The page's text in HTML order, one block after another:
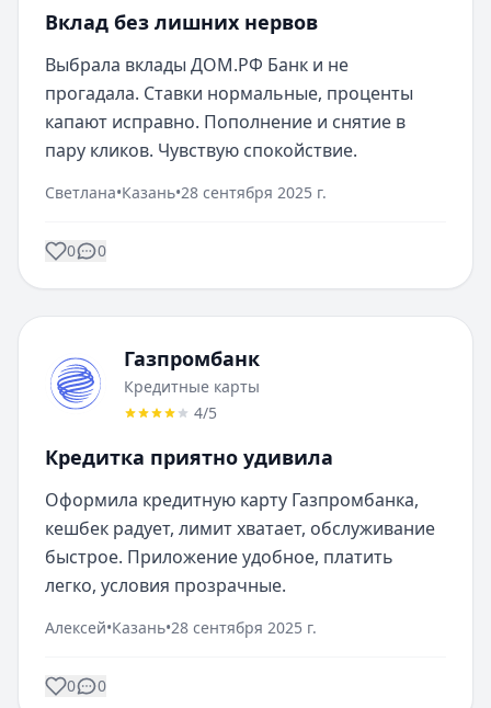
Вклад без лишних нервов
Выбрала вклады ДОМ.РФ Банк и не
прогадала. Ставки нормальные, проценты
капают исправно. Пополнение и снятие в
пару кликов. Чувствую спокойствие.
Светлана•Казань•28 сентября 2025 г.
0 0
Газпромбанк
Кредитные карты
4/5
Кредитка приятно удивила
Оформила кредитную карту Газпромбанка,
кешбек радует, лимит хватает, обслуживание
быстрое. Приложение удобное, платить
легко, условия прозрачные.
Алексей•Казань•28 сентября 2025 г.
0 0